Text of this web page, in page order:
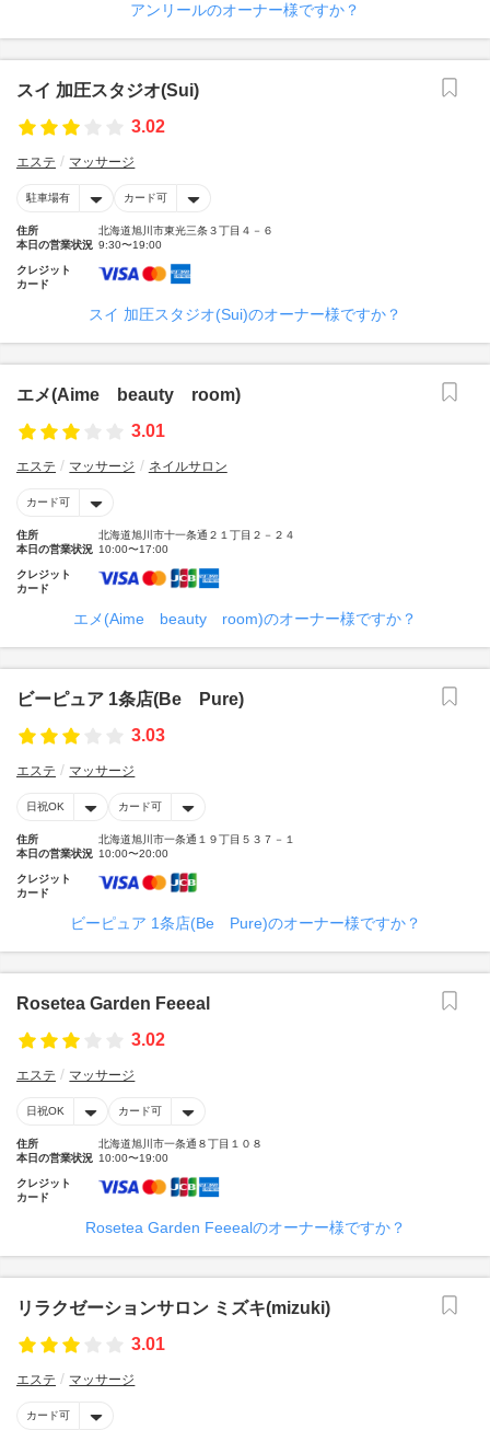
アンリールのオーナー様ですか？
スイ 加圧スタジオ(Sui)
3.02
エステ マッサージ
駐車場有 カード可
住所
北海道旭川市東光三条３丁目４－６
本日の営業状況 9:30〜19:00
クレジット
カード
スイ 加圧スタジオ(Sui)のオーナー様ですか？
エメ(Aime beauty room)
3.01
エステ マッサージ ネイルサロン
カード可
住所
北海道旭川市十一条通２１丁目２－２４
本日の営業状況 10:00〜17:00
クレジット
カード
エメ(Aime beauty room)のオーナー様ですか？
ビーピュア 1条店(Be Pure)
3.03
エステ マッサージ
日祝OK カード可
住所
北海道旭川市一条通１９丁目５３７－１
本日の営業状況 10:00〜20:00
クレジット
カード
ビーピュア 1条店(Be Pure)のオーナー様ですか？
Rosetea Garden Feeeal
3.02
エステ マッサージ
日祝OK カード可
住所
北海道旭川市一条通８丁目１０８
本日の営業状況 10:00〜19:00
クレジット
カード
Rosetea Garden Feeealのオーナー様ですか？
リラクゼーションサロン ミズキ(mizuki)
3.01
エステ マッサージ
カード可